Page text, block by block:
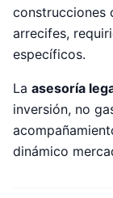
construcciones
arrecifes,
específicos.
La asesoría
inversión, no
dinámico